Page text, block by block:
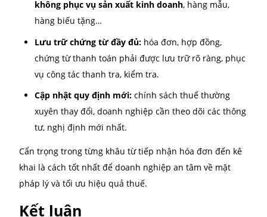
Trong đó:
Thuế GTGT đầu ra = Giá trị hàng hóa, dịch vụ
x Thuế suất GTGT tương ứng (5%, 8%, 10%)
Thuế GTGT đầu vào: Là tổng thuế GTGT trên
mua hàng hóa, dịch vụ phục vụ cho hoạt động
xuất, kinh doanh.
Ví dụ:
Doanh nghiệp bán hàng hóa với tổng giá trị 220
đồng (bao gồm VAT 10%). Thuế GTGT đầu ra = 220
10% = 20 triệu.